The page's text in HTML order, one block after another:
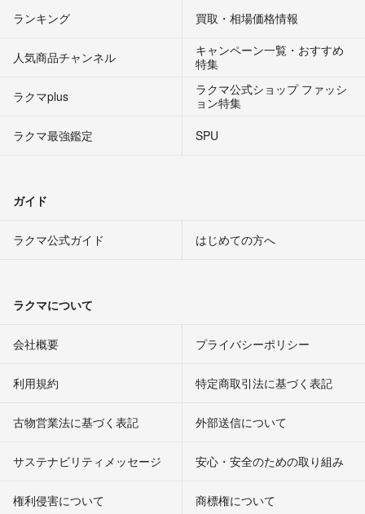
ランキング 買取・相場価格情報
人気商品チャンネル
キャンペーン一覧・おすすめ
特集
ラクマplus
ラクマ公式ショップ ファッシ
ョン特集
ラクマ最強鑑定
SPU
ガイド
ラクマ公式ガイド はじめての方へ
ラクマについて
会社概要 プライバシーポリシー
利用規約 特定商取引法に基づく表記
古物営業法に基づく表記 外部送信について
サステナビリティメッセージ 安心・安全のための取り組み
権利侵害について
商標権について